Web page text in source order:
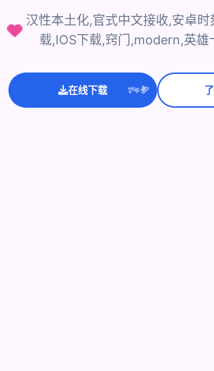
汉性本土化,官式中文接收,安卓
载,IOS下载,窍门,modern,英雄
在线下载 ✨
⭐💫